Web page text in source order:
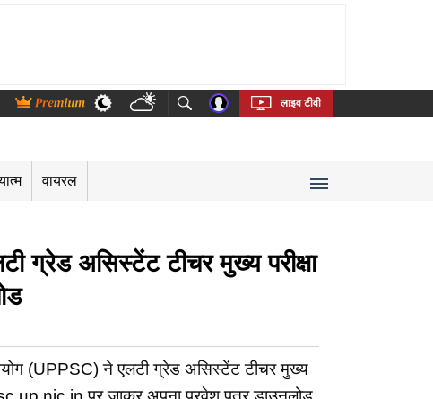
Marathi Bengali Telugu Tamil Kannada Malayalam
लाइव टीवी
वायरल
असिस्टेंट टीचर मुख्य परीक्षा
(UPPSC) ने एलटी ग्रेड असिस्टेंट टीचर मुख्य